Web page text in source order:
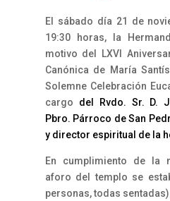
El sábado día 21 de
19:30 horas, la
motivo del LXVI
Canónica de María
Solemne Celebración
cargo del Rvdo. Sr. D.
Pbro. Párroco de San
y director espiritual de la
En cumplimiento de la
aforo del templo se
personas, todas sentadas).